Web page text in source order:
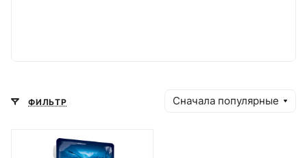
ФИЛЬТР Сначала популярные